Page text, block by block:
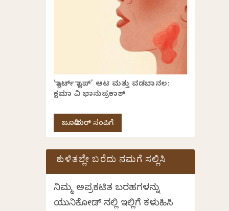
‘ಸ್ಟಾರ್ಟ್ ಸ್ಟಾಪ್’ ಆಟ ಮತ್ತು ವಡಬಾನಲ:
ಕ್ಷಮಾ ವಿ ಭಾನುಪ್ರಕಾಶ್
ಜೂನಿಯರ್ ಸಂಪಿಗೆ
ಕುಳಿತಲ್ಲೇ ಬರೆದು ನಮಗೆ ಸಲ್ಲಿಸಿ
ನಿಮ್ಮ ಅಪ್ರಕಟಿತ ಬರಹಗಳನ್ನು
ಯುನಿಕೋಡ್ ನಲ್ಲಿ ಇಲ್ಲಿಗೆ ಕಳುಹಿಸಿ